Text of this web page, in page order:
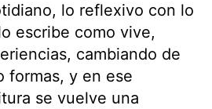
lo reflexivo con lo
escribe como vive,
cambiando de
formas, y en ese
se vuelve una